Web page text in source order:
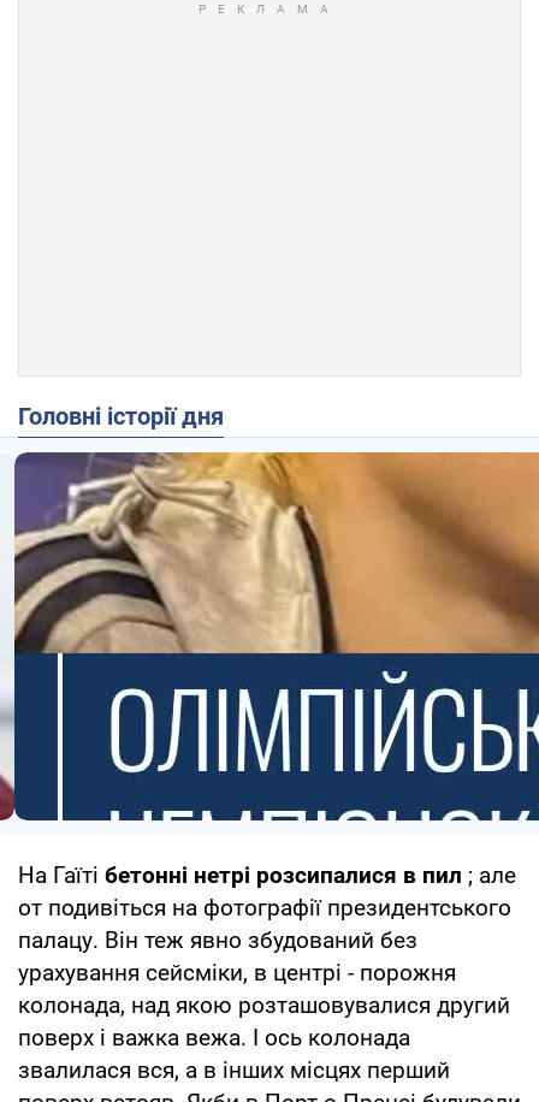
Головні історії дня
На Гаїті бетонні нетрі розсипалися в пил ; але
от подивіться на фотографії президентського
палацу. Він теж явно збудований без
урахування сейсміки, в центрі - порожня
колонада, над якою розташовувалися другий
поверх і важка вежа. І ось колонада
звалилася вся, а в інших місцях перший